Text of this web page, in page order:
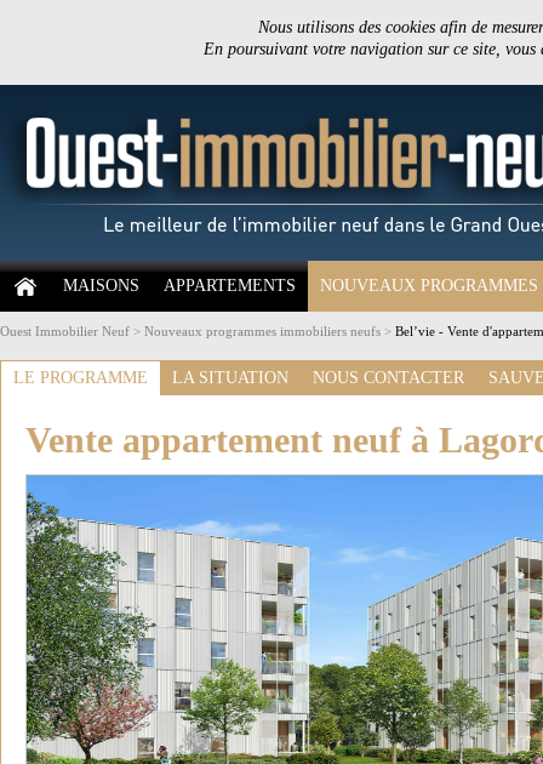
Nous utilisons des cookies afin de
En poursuivant votre navigation sur ce site,
MAISONS APPARTEMENTS NOUVEAUX PROGRAMMES
Ouest Immobilier Neuf > Nouveaux programmes immobiliers neufs > Bel’vie - Vente
LE PROGRAMME LA SITUATION NOUS CONTACTER
Vente appartement neuf à